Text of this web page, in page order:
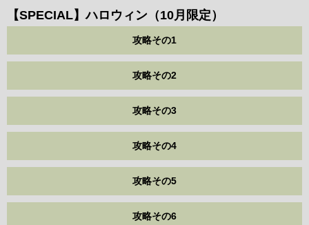
【SPECIAL】ハロウィン（10月限定）
攻略その1
攻略その2
攻略その3
攻略その4
攻略その5
攻略その6